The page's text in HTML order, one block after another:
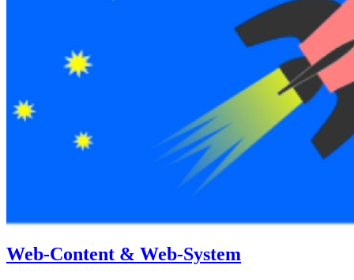
Web-Content & Web-System